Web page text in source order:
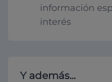
información
interés
Y además...